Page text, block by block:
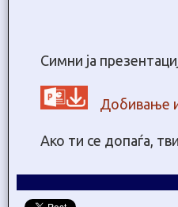
Симни ја
Добивање и
Ако ти се допаѓа,